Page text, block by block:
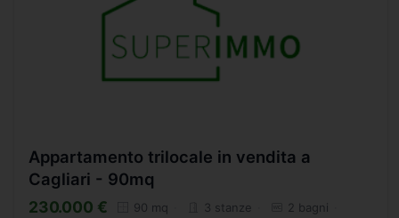
Appartamento trilocale in vendita a
Cagliari - 90mq
230.000 € 90 mq 3 stanze
2 bagni